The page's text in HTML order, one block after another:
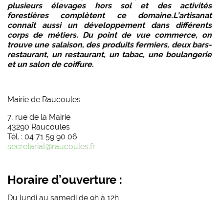
plusieurs élevages hors sol et des activités
forestières complètent ce domaine.L’artisanat
connaît aussi un développement dans différents
corps de métiers. Du point de vue commerce, on
trouve une salaison, des produits fermiers, deux bars-
restaurant, un restaurant, un tabac, une boulangerie
et un salon de coiffure.
Mairie de Raucoules
7, rue de la Mairie
43290 Raucoules
Tél. : 04 71 59 90 06
secretariat@raucoules.fr
Horaire d’ouverture :
Du lundi au samedi de 9h à 12h